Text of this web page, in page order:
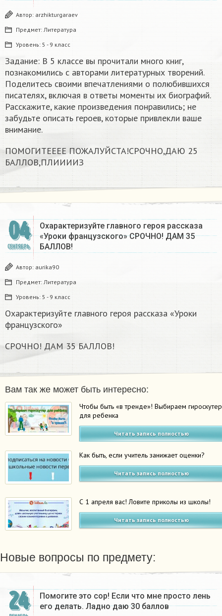
Автор: arzhikturgaraev
Предмет: Литература
Уровень: 5 - 9 класс
Задание: В 5 классе вы прочитали много книг,
познакомились с авторами литературных творений.
Поделитесь своими впечатлениями о полюбившихся
писателях, включая в ответы моменты их биографий.
Расскажите, какие произведения понравились; не
забудьте описать героев, которые привлекли ваше
внимание.
ПОМОГИТЕЕЕЕ ПОЖАЛУЙСТА!СРОЧНО,ДАЮ 25
БАЛЛОВ,ПЛИИИИЗ
04
СЕНТЯБРЬ
Охарактеризуйте главного героя рассказа
«Уроки французского» СРОЧНО! ДАМ 35
БАЛЛОВ!
Автор: aurika90
Предмет: Литература
Уровень: 5 - 9 класс
Охарактеризуйте главного героя рассказа «Уроки
французского»
СРОЧНО! ДАМ 35 БАЛЛОВ!
Вам так же может быть интересно:
Чтобы быть «в тренде»! Выбираем гироскутер
для ребенка
Читать запись полностью
Как быть, если учитель занижает оценки?
Читать запись полностью
С 1 апреля вас! Ловите приколы из школы!
Читать запись полностью
Новые вопросы по предмету:
24
Помогите это сор! Если что мне просто лень
его делать. Ладно даю 30 баллов​